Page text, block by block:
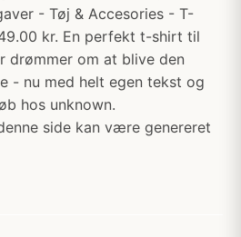
- Tøj & Accesories - T-
kr. En perfekt t-shirt til
drømmer om at blive den
- nu med helt egen tekst og
hos unknown.
side kan være genereret